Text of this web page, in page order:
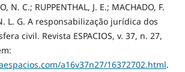
N. C.; RUPPENTHAL, J. E.; MACHADO, F.
L. G. A responsabilização jurídica dos
civil. Revista ESPACIOS, v. 37, n. 27,
a16v37n27/16372702.html.